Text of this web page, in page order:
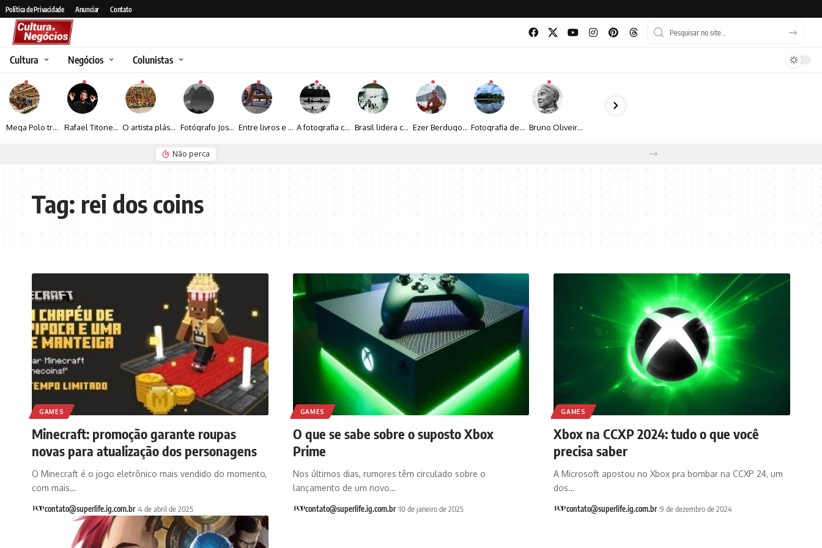
Política de Privacidade Anunciar Contato
Cultura Negócios Colunistas
Mega Polo transforma lançamento de coleção em plataforma nacional de negócios e projeta crescimento de mais de 15% Rafael Titonelly leva magia e acolhimento a crianças em tratamento oncológico em Juiz de Fora O artista plástico Jorge Luiz transforma sustentabilidade e criatividade em arte contemporânea Fotógrafo José Roberto apresenta um olhar sensível sobre arquitetura, formas e luz na fotografia Entre livros e fotografia autoral, Sebastião Reis consolida uma trajetória marcada pelo olhar artístico A fotografia contemporânea de Cynthia Feyh Jappur entre luz, movimento e arte Brasil lidera crescimento entre os 15 maiores mercados globais de viagens corporativas Ezer Berdugo transforma experiências multiculturais e memórias em narrativas visuais por meio da fotografia Fotografia de Fátima Carlini transforma paisagens naturais em experiências de contemplação Bruno Oliveira retrata o cotidiano urbano por meio da fotografia em preto e branco
Não perca
Tag:rei dos coins
GAMES
Minecraft: promoção garante roupas
novas para atualização dos personagens
O Minecraft é o jogo eletrônico mais vendido do momento,
com mais…
contato@superlife.ig.com.br 4 de abril de 2025
GAMES
O que se sabe sobre o suposto Xbox
Prime
Nos últimos dias, rumores têm circulado sobre o
lançamento de um novo…
contato@superlife.ig.com.br 10 de janeiro de 2025
GAMES
Xbox na CCXP 2024: tudo o que você
precisa saber
A Microsoft apostou no Xbox pra bombar na CCXP 24, um
dos…
contato@superlife.ig.com.br 9 de dezembro de 2024